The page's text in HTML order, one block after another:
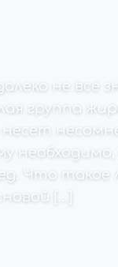
не все
группа
Что такое
[…]